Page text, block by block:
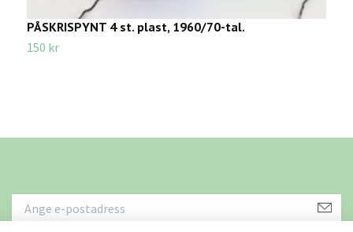
PÅSKRISPYNT 4 st. plast, 1960/70-tal.
150 kr